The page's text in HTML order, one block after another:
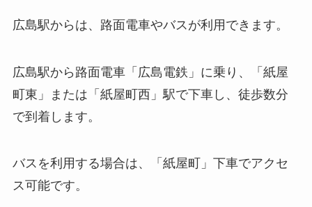
広島駅からは、路面電車やバスが利用できます。
広島駅から路面電車「広島電鉄」に乗り、「紙屋
町東」または「紙屋町西」駅で下車し、徒歩数分
で到着します。
バスを利用する場合は、「紙屋町」下車でアクセ
ス可能です。